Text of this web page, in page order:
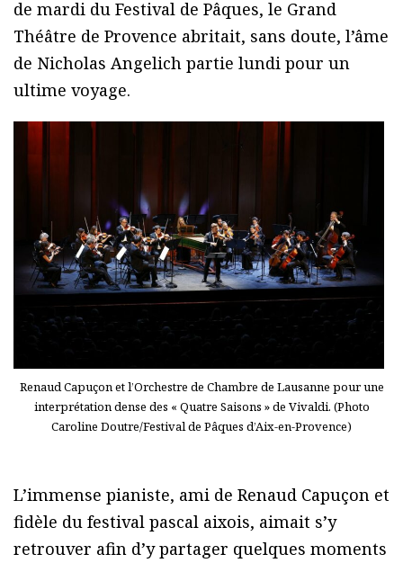
de mardi du Festival de Pâques, le Grand
Théâtre de Provence abritait, sans doute, l’âme
de Nicholas Angelich partie lundi pour un
ultime voyage.
Renaud Capuçon et l’Orchestre de Chambre de Lausanne pour une
interprétation dense des « Quatre Saisons » de Vivaldi. (Photo
Caroline Doutre/Festival de Pâques d’Aix-en-Provence)
L’immense pianiste, ami de Renaud Capuçon et
fidèle du festival pascal aixois, aimait s’y
retrouver afin d’y partager quelques moments